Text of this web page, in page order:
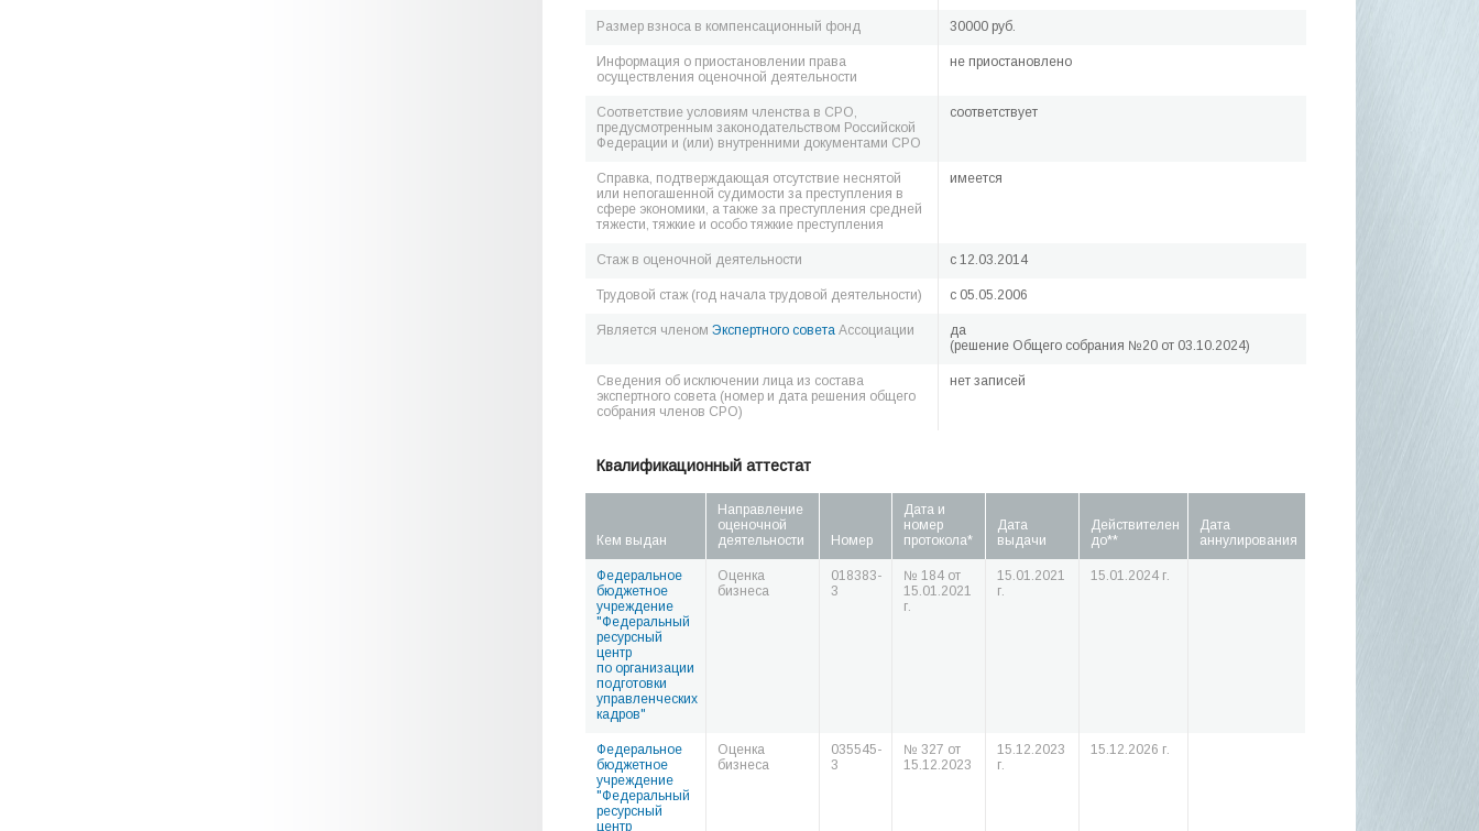
Размер взноса в компенсационный фонд 30000 руб.
Информация о приостановлении права
осуществления оценочной деятельности
не приостановлено
Соответствие условиям членства в СРО,
предусмотренным законодательством Российской
Федерации и (или) внутренними документами СРО
соответствует
Справка, подтверждающая отсутствие неснятой
или непогашенной судимости за преступления в
сфере экономики, а также за преступления средней
тяжести, тяжкие и особо тяжкие преступления
имеется
Стаж в оценочной деятельности c 12.03.2014
Трудовой стаж (год начала трудовой деятельности) c 05.05.2006
Является членом Экспертного совета Ассоциации
да
(решение Общего собрания №20 от 03.10.2024)
Сведения об исключении лица из состава
экспертного совета (номер и дата решения общего
собрания членов СРО)
нет записей
Квалификационный аттестат
Кем выдан
Направление
оценочной
деятельности
Номер
Дата и
номер
протокола*
Дата
выдачи
Действителен
до**
Дата
аннулирования
Федеральное
бюджетное
учреждение
"Федеральный
ресурсный
центр
по организации
подготовки
управленческих
кадров"
Оценка
бизнеса
018383-
3
№ 184 от
15.01.2021
г.
15.01.2021
г.
15.01.2024 г.
Федеральное
бюджетное
учреждение
"Федеральный
ресурсный
центр
Оценка
бизнеса
035545-
3
№ 327 от
15.12.2023
15.12.2023
г.
15.12.2026 г.